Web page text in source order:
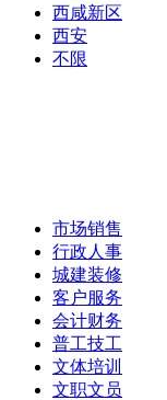
西咸新区
西安
不限
市场销售
行政人事
城建装修
客户服务
会计财务
普工技工
文体培训
文职文员